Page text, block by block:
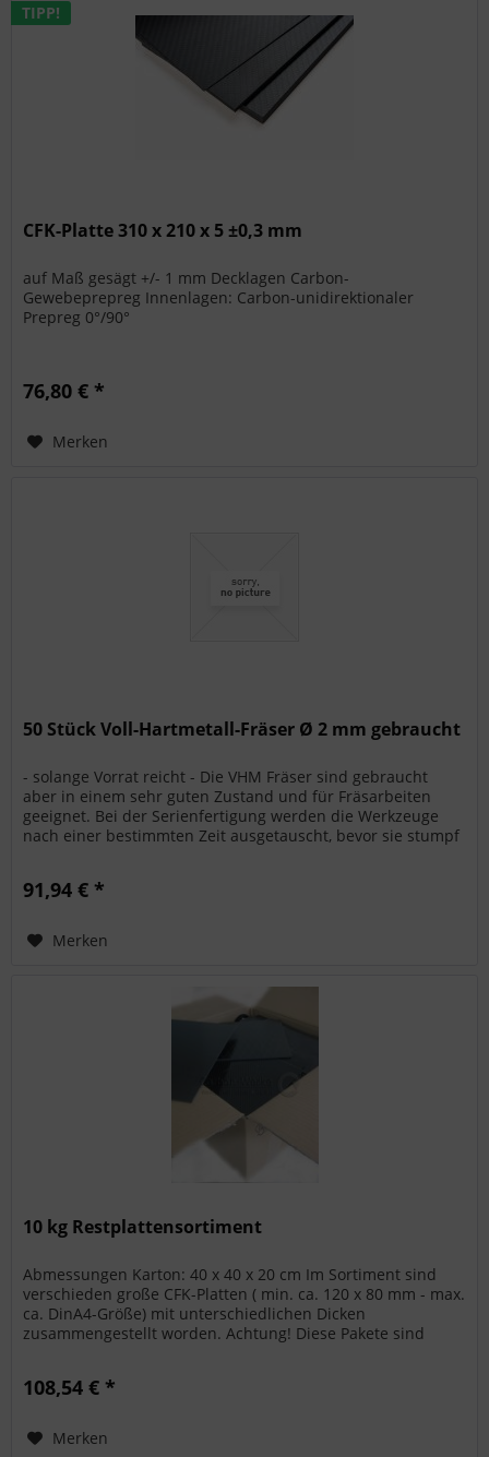
TIPP!
CFK-Platte 310 x 210 x 5 ±0,3 mm
auf Maß gesägt +/- 1 mm Decklagen Carbon-
Gewebeprepreg Innenlagen: Carbon-unidirektionaler
Prepreg 0°/90°
76,80 € *
Merken
50 Stück Voll-Hartmetall-Fräser Ø 2 mm gebraucht
- solange Vorrat reicht - Die VHM Fräser sind gebraucht
aber in einem sehr guten Zustand und für Fräsarbeiten
geeignet. Bei der Serienfertigung werden die Werkzeuge
nach einer bestimmten Zeit ausgetauscht, bevor sie stumpf
91,94 € *
Merken
10 kg Restplattensortiment
Abmessungen Karton: 40 x 40 x 20 cm Im Sortiment sind
verschieden große CFK-Platten ( min. ca. 120 x 80 mm - max.
ca. DinA4-Größe) mit unterschiedlichen Dicken
zusammengestellt worden. Achtung! Diese Pakete sind
108,54 € *
Merken